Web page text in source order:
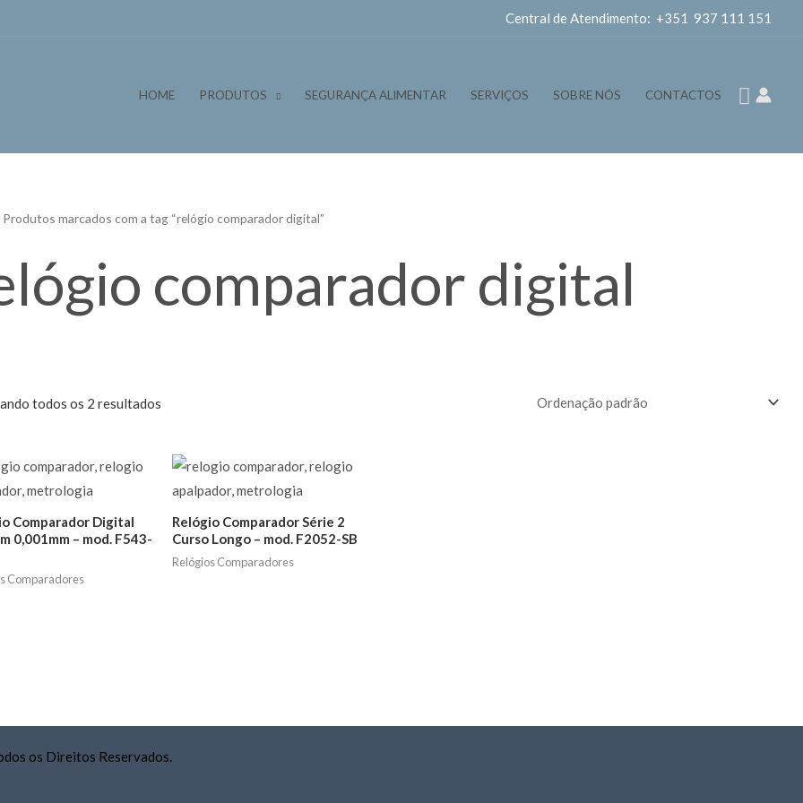
Central de Atendimento: +351 937 111 151
HOME PRODUTOS SEGURANÇA ALIMENTAR SERVIÇOS SOBRE NÓS CONTACTOS
Produtos marcados com a tag “relógio comparador digital”
comparador digital
todos os 2 resultados
Comparador Digital
0,001mm – mod. F543-
Comparadores
Relógio Comparador Série 2
Curso Longo – mod. F2052-SB
Relógios Comparadores
os Direitos Reservados.